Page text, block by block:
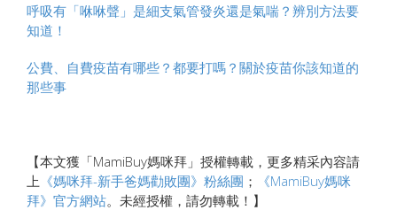
呼吸有「咻咻聲」是細支氣管發炎還是氣喘？辨別方法要
知道！
公費、自費疫苗有哪些？都要打嗎？關於疫苗你該知道的
那些事
【本文獲「MamiBuy媽咪拜」授權轉載，更多精采內容請
上 《媽咪拜-新手爸媽勸敗團》粉絲團 ；
《MamiBuy媽咪
拜》 官方網站。未經授權，請勿轉載！】